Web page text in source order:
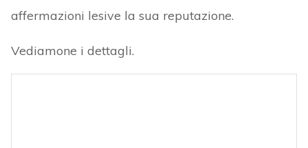
affermazioni lesive la sua reputazione.
Vediamone i dettagli.